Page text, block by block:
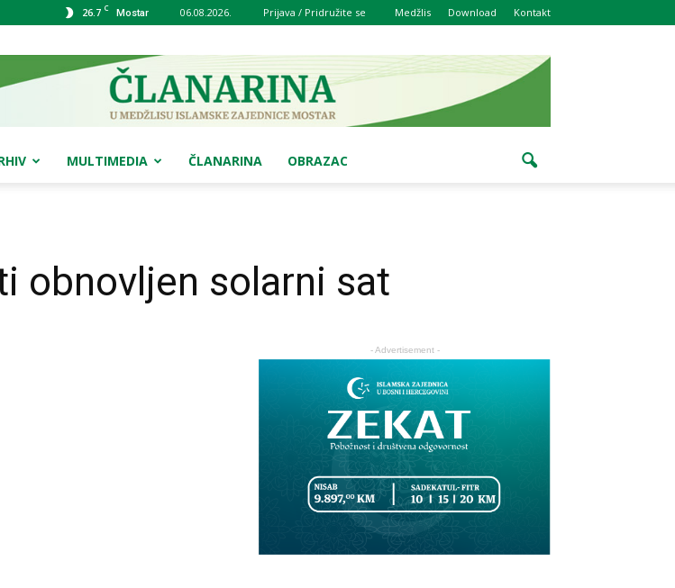
26.7 C Mostar 06.08.2026. Prijava / Pridružite se Medžlis Download Kontakt
MULTIMEDIA ČLANARINA OBRAZAC
obnovljen solarni sat
- Advertisement -